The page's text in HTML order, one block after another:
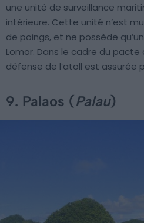
une unité de surveillance
intérieure. Cette unité n’est
de poings, et ne possède
Lomor. Dans le cadre du
défense de l’atoll est assurée
9. Palaos (Palau)